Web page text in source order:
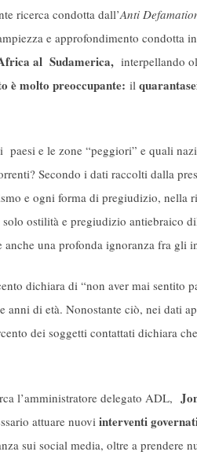
ricerca condotta dall’Anti
e approfondimento condotta
al Sudamerica, interpellando
è molto preoccupante: il
paesi e le zone “peggiori” e quali
Secondo i dati raccolti dalla
e ogni forma di pregiudizio, nella
ostilità e pregiudizio antiebraico
anche una profonda ignoranza fra gli
dichiara di “non aver mai sentito
anni di età. Nonostante ciò, nei dati
dei soggetti contattati dichiara
l’amministratore delegato ADL,
attuare nuovi interventi
sui social media, oltre a prendere